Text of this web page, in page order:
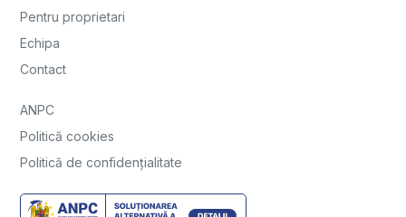
Pentru proprietari
Echipa
Contact
ANPC
Politică cookies
Politică de confidențialitate